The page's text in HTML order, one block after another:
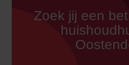
Zoek jij een